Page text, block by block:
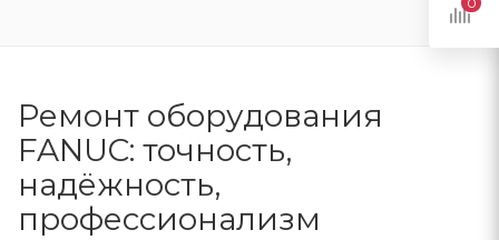
Ремонт оборудования
FANUC: точность,
надёжность,
профессионализм